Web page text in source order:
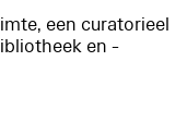
een curatorieel
en -